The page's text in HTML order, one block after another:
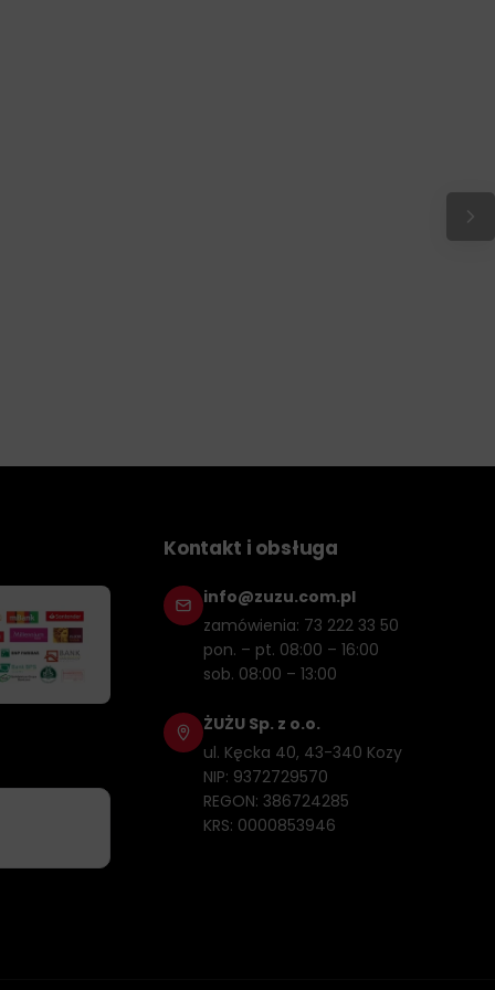
Kontakt i obsługa
info@zuzu.com.pl
zamówienia: 73 222 33 50
pon. – pt. 08:00 – 16:00
sob. 08:00 – 13:00
ŻUŻU Sp. z o.o.
ul. Kęcka 40, 43-340 Kozy
NIP: 9372729570
REGON: 386724285
KRS: 0000853946